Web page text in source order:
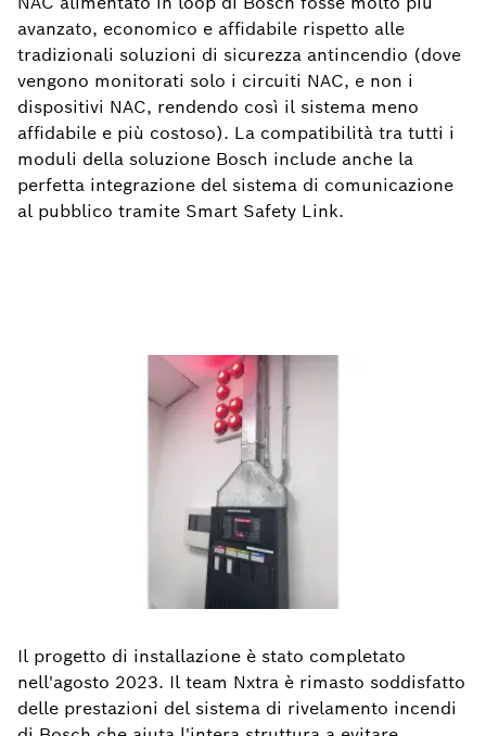
avanzato, economico e affidabile rispetto alle
tradizionali soluzioni di sicurezza antincendio (dove
vengono monitorati solo i circuiti NAC, e non i
dispositivi NAC, rendendo così il sistema meno
affidabile e più costoso). La compatibilità tra tutti i
moduli della soluzione Bosch include anche la
perfetta integrazione del sistema di comunicazione
al pubblico tramite Smart Safety Link.
Il progetto di installazione è stato completato
nell'agosto 2023. Il team Nxtra è rimasto soddisfatto
delle prestazioni del sistema di rivelamento incendi